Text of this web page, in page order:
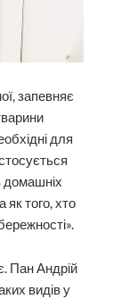
запевняє
для
домашніх
того, хто
Пан Андрій
видів у